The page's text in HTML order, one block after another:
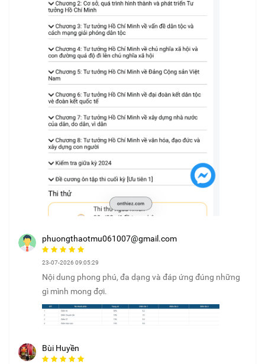
phuongthaotmu061007@gmail.com
23-07-2026 09:05:29
Nội dung phong phú, đa dạng và đáp ứng đúng những
gì mình mong đợi.
Bùi Huyền